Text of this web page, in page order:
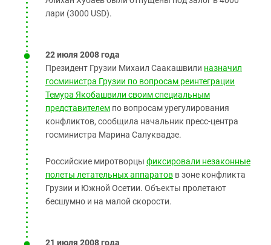
лари (3000 USD).
22 июля 2008 года
Президент Грузии Михаил Саакашвили назначил
госминистра Грузии по вопросам реинтеграции
Темура Якобашвили своим специальным
представителем по вопросам урегулирования
конфликтов, сообщила начальник пресс-центра
госминистра Марина Салуквадзе.
Российские миротворцы фиксировали незаконные
полеты летательных аппаратов в зоне конфликта
Грузии и Южной Осетии. Объекты пролетают
бесшумно и на малой скорости.
21 июля 2008 года